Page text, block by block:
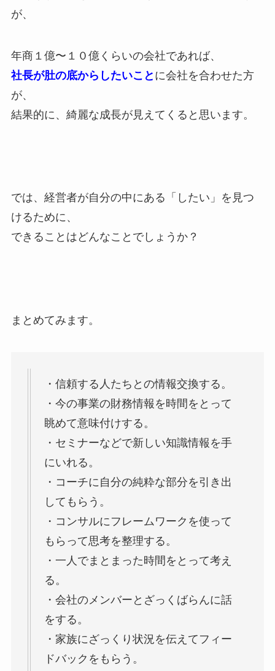
が、
年商１億〜１０億くらいの会社であれば、
社長が肚の底からしたいこと に会社を合わせた方
が、
結果的に、綺麗な成長が見えてくると思います。
では、経営者が自分の中にある「したい」を見つ
けるために、
できることはどんなことでしょうか？
まとめてみます。
・信頼する人たちとの情報交換する。
・今の事業の財務情報を時間をとって
眺めて意味付けする。
・セミナーなどで新しい知識情報を手
にいれる。
・コーチに自分の純粋な部分を引き出
してもらう。
・コンサルにフレームワークを使って
もらって思考を整理する。
・一人でまとまった時間をとって考え
る。
・会社のメンバーとざっくばらんに話
をする。
・家族にざっくり状況を伝えてフィー
ドバックをもらう。